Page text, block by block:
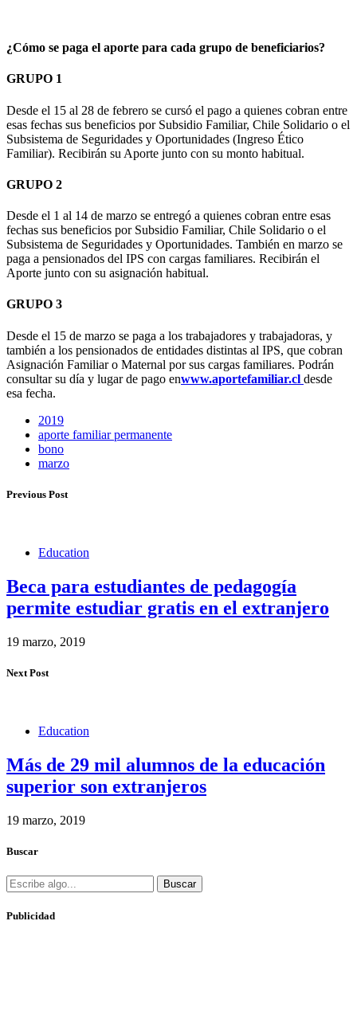
¿Cómo se paga el aporte para cada grupo de beneficiarios?
GRUPO 1
Desde el 15 al 28 de febrero se cursó el pago a quienes cobran entre
esas fechas sus beneficios por Subsidio Familiar, Chile Solidario o el
Subsistema de Seguridades y Oportunidades (Ingreso Ético
Familiar). Recibirán su Aporte junto con su monto habitual.
GRUPO 2
Desde el 1 al 14 de marzo se entregó a quienes cobran entre esas
fechas sus beneficios por Subsidio Familiar, Chile Solidario o el
Subsistema de Seguridades y Oportunidades. También en marzo se
paga a pensionados del IPS con cargas familiares. Recibirán el
Aporte junto con su asignación habitual.
GRUPO 3
Desde el 15 de marzo se paga a los trabajadores y trabajadoras, y
también a los pensionados de entidades distintas al IPS, que cobran
Asignación Familiar o Maternal por sus cargas familiares. Podrán
consultar su día y lugar de pago enwww.aportefamiliar.cl desde
esa fecha.
2019
aporte familiar permanente
bono
marzo
Previous Post
Education
Beca para estudiantes de pedagogía
permite estudiar gratis en el extranjero
19 marzo, 2019
Next Post
Education
Más de 29 mil alumnos de la educación
superior son extranjeros
19 marzo, 2019
Buscar
Buscar
Publicidad